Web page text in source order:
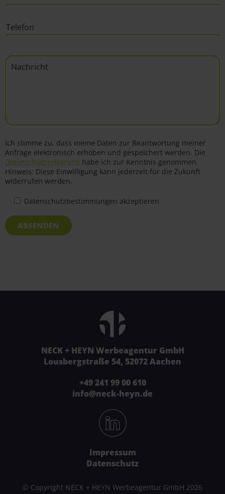
Ich stimme zu, dass meine Daten zur Beantwortung meiner
Anfrage elektronisch erhoben und gespeichert werden. Die
Datenschutzerklärung habe ich zur Kenntnis genommen.
Hinweis: Diese Einwilligung kann jederzeit für die Zukunft
widerrufen werden.
Datenschutzbestimmungen akzeptieren
ABSENDEN
NECK + HEYN Werbeagentur GmbH
Lousbergstraße 54, 52072 Aachen
+49 241 99 00 610
info@neck-heyn.de
Impressum
Datenschutz
© Copyright NECK + HEYN Werbeagentur GmbH 2026